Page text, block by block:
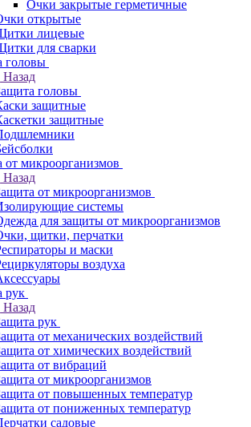
Очки закрытые герметичные
открытые
лицевые
для сварки
головы
Назад
головы
защитные
защитные
от микроорганизмов
Назад
от микроорганизмов
системы
для защиты от микроорганизмов
щитки, перчатки
и маски
воздуха
рук
Назад
рук
от механических воздействий
от химических воздействий
от вибраций
от микроорганизмов
от повышенных температур
от пониженных температур
садовые